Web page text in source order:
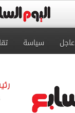
عاجل سياسة